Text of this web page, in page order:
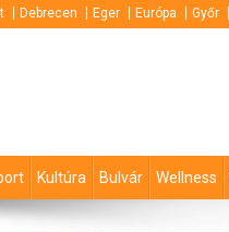
Debrecen Eger Európa Győr
Kultúra Bulvár Wellness